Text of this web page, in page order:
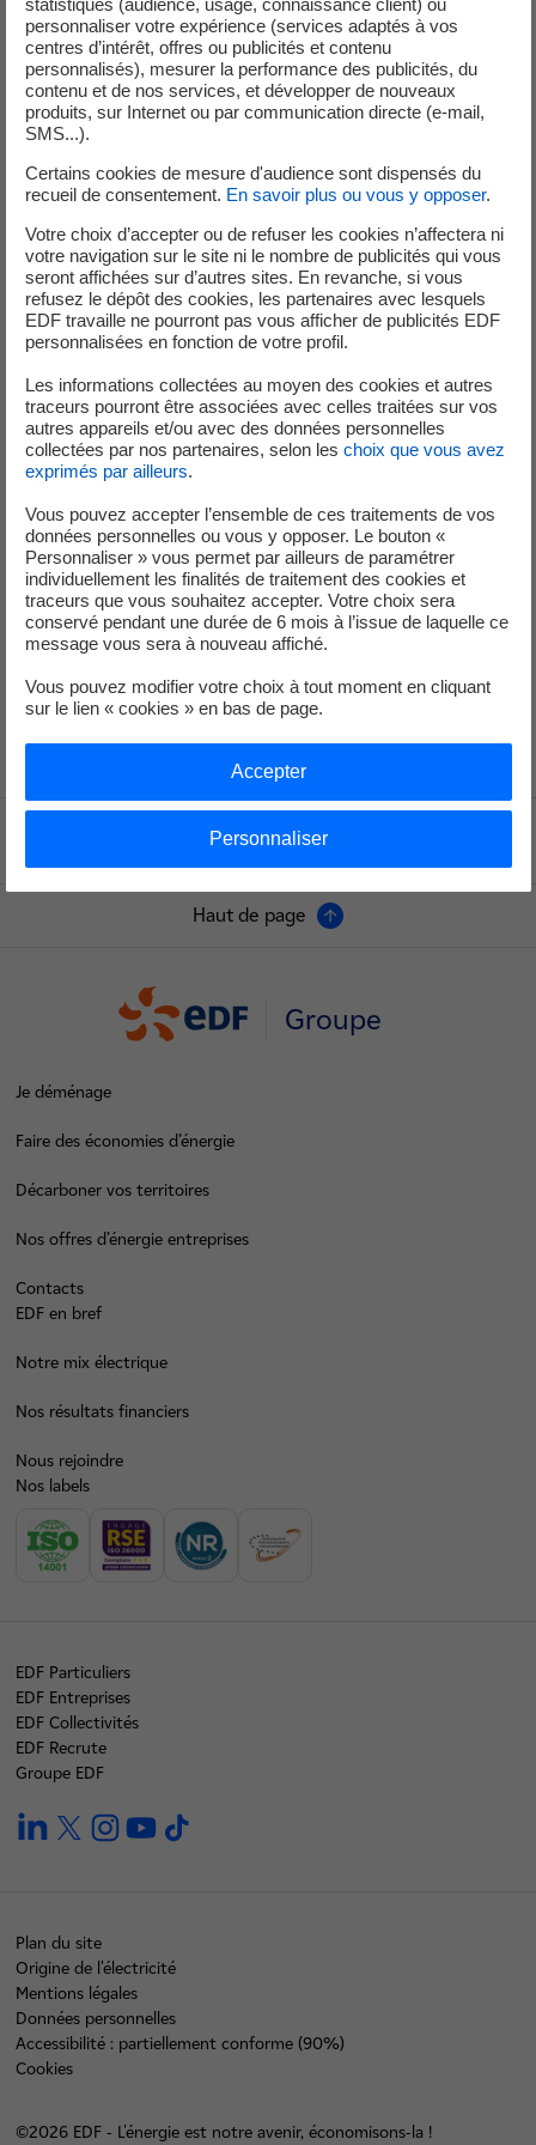
Comex tout au long de l’année.
Jean-Bernard Lévy, Président-directeur général d’EDF,
déclare « Ce Comex en direct s’imposait compte tenu de
l’engagement des salariés et de la richesse des
propositions. L’innovation sociale doit se poursuivre et
devenir une marque culturelle de l’entreprise. »
Analystes et Investisseurs
+33 (0) 1 40 42 40 38
Service de Presse
+33 (1) 40 42 46 37
service-de-presse@edf.fr
Haut de page
Groupe
Je déménage
Faire des économies d’énergie
Décarboner vos territoires
Nos offres d’énergie entreprises
Contacts
EDF en bref
Notre mix électrique
Nos résultats financiers
Nous rejoindre
Nos labels
EDF Particuliers
EDF Entreprises
EDF Collectivités
EDF Recrute
Groupe EDF
linkedintwitterinstagramyoutube
Plan du site
Origine de l'électricité
Mentions légales
Données personnelles
Accessibilité : partiellement conforme (90%)
Cookies
©2026 EDF - L'énergie est notre avenir, économisons-la !
statistiques (audience, usage, connaissance client) ou
personnaliser votre expérience (services adaptés à vos
centres d’intérêt, offres ou publicités et contenu
personnalisés), mesurer la performance des publicités, du
contenu et de nos services, et développer de nouveaux
produits, sur Internet ou par communication directe (e-mail,
SMS...).
Certains cookies de mesure d'audience sont dispensés du
recueil de consentement. En savoir plus ou vous y opposer.
Votre choix d’accepter ou de refuser les cookies n’affectera ni
votre navigation sur le site ni le nombre de publicités qui vous
seront affichées sur d’autres sites. En revanche, si vous
refusez le dépôt des cookies, les partenaires avec lesquels
EDF travaille ne pourront pas vous afficher de publicités EDF
personnalisées en fonction de votre profil.
Les informations collectées au moyen des cookies et autres
traceurs pourront être associées avec celles traitées sur vos
autres appareils et/ou avec des données personnelles
collectées par nos partenaires, selon les choix que vous avez
exprimés par ailleurs.
Vous pouvez accepter l’ensemble de ces traitements de vos
données personnelles ou vous y opposer. Le bouton «
Personnaliser » vous permet par ailleurs de paramétrer
individuellement les finalités de traitement des cookies et
traceurs que vous souhaitez accepter. Votre choix sera
conservé pendant une durée de 6 mois à l’issue de laquelle ce
message vous sera à nouveau affiché.
Vous pouvez modifier votre choix à tout moment en cliquant
sur le lien « cookies » en bas de page.
Personnaliser
Accepter